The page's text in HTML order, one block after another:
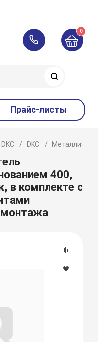
0
Прайс-листы
DKC DKC
400,
в комплекте с